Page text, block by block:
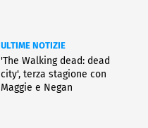
ULTIME NOTIZIE
'The Walking dead: dead
city', terza stagione con
Maggie e Negan